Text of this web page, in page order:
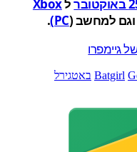
לXbox
(
PC)
.
באטגירל